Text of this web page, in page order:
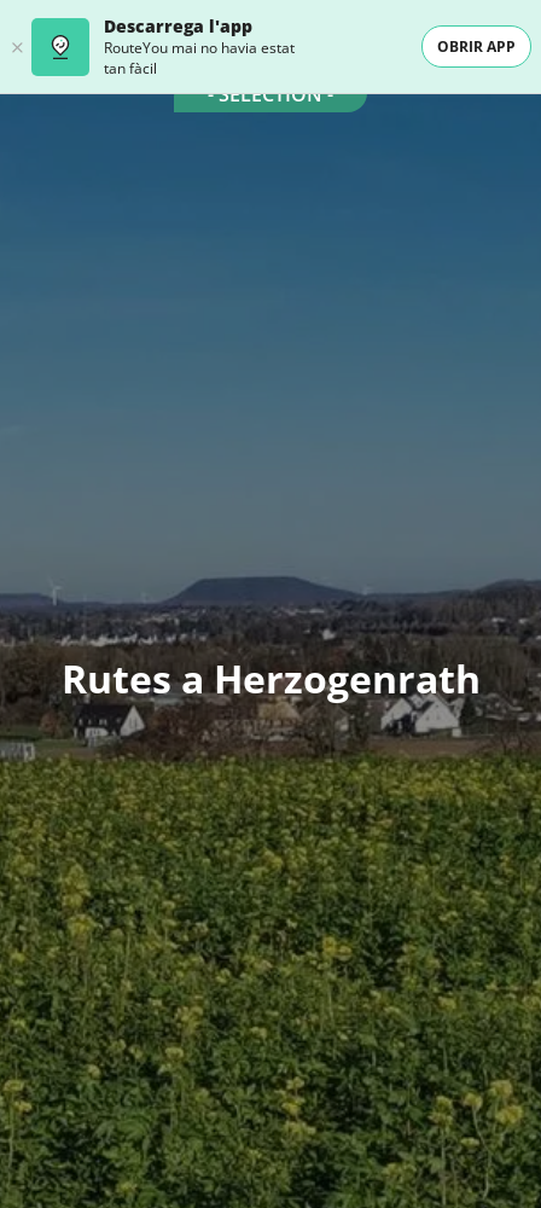
Descarrega l'app
RouteYou mai no havia estat
tan fàcil
OBRIR APP
- SELECTION -
Rutes a Herzogenrath